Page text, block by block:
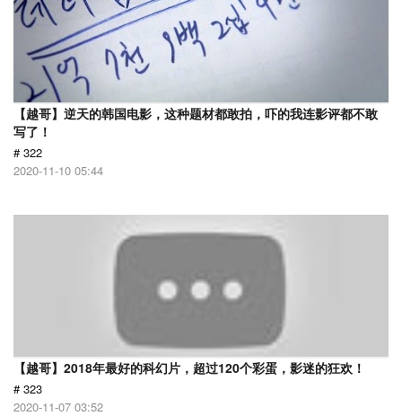
【越哥】逆天的韩国电影，这种题材都敢拍，吓的我连影评都不敢
写了！
# 322
2020-11-10 05:44
【越哥】2018年最好的科幻片，超过120个彩蛋，影迷的狂欢！
# 323
2020-11-07 03:52